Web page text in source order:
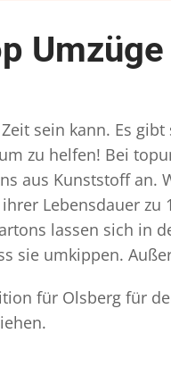
sein kann. Es
zu helfen! Bei
aus Kunststoff an.
Lebensdauer zu
lassen sich in
sie umkippen.
für Olsberg für